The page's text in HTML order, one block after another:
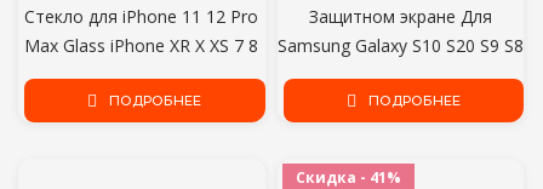
Стекло для iPhone 11 12 Pro
Max Glass iPhone XR X XS 7 8
6s Plus 12 Mini 5s SE 2020
Screen Protector Glass
ПОДРОБНЕЕ
Защитном экране Для
Samsung Galaxy S10 S20 S9 S8
Plus S7 S6 Edge Screen
Protector Для Note 20 8 9 10
ПОДРОБНЕЕ
Скидка - 41%